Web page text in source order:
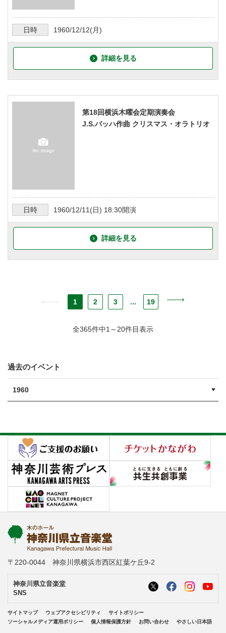
日時 1960/12/12(月)
詳細を見る
第18回横浜木曜会定期演奏会
J.S.バッハ作曲 クリスマス・オラトリオ
日時 1960/12/11 (日) 18:30開演
詳細を見る
1 2 3 ... 19
全365件中1～20件目表示
過去のイベント
〒220-0044 神奈川県横浜市西区紅葉ケ丘9-2
神奈川県立音楽堂
SNS
サイトマップ ウェブアクセシビリティ
サイトポリシー
ソーシャルメディア運用ポリシー
個人情報保護方針 お問い合わせ やさしい日本語